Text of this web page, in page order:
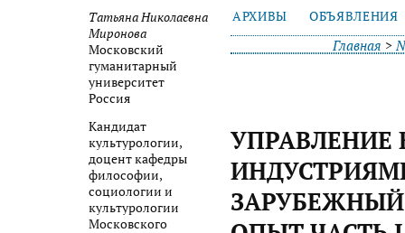
Татьяна Николаевна
Миронова
Московский
гуманитарный
университет
Россия
Кандидат
культурологии,
доцент кафедры
философии,
социологии и
культурологии
Московского
АРХИВЫ
ОБЪЯВЛЕНИЯ
Главная >